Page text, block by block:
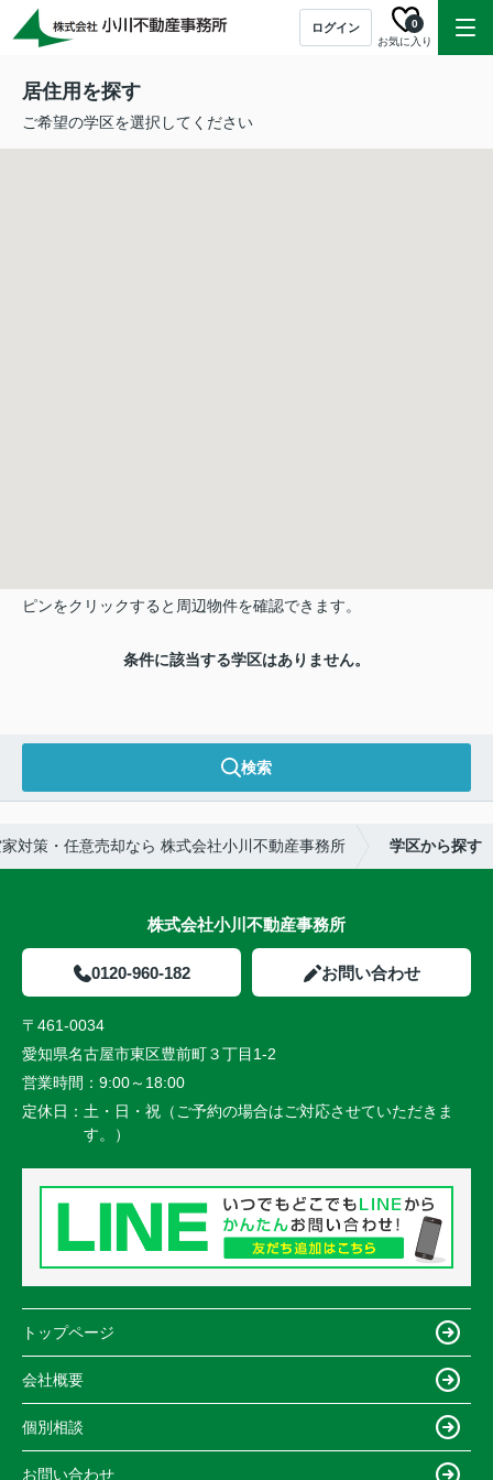
ログイン
お気に入り
0
居住用を探す
ご希望の学区を選択してください
ピンをクリックすると周辺物件を確認できます。
条件に該当する学区はありません。
検索
対策・任意売却なら 株式会社小川不動産事務所 学区から探す
株式会社小川不動産事務所
0120-960-182 お問い合わせ
〒461-0034
愛知県名古屋市東区豊前町３丁目1-2
営業時間： 9:00～18:00
定休日： 土・日・祝（ご予約の場合はご対応させていただきま
す。）
トップページ
会社概要
個別相談
お問い合わせ